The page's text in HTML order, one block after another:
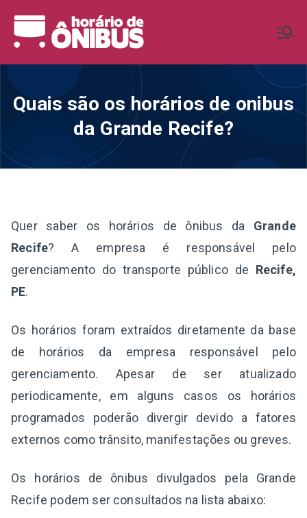
para
Ônibus BR
Horários de Ônibus de todo o
Quais são os horários de onibus
da Grande Recife?
Quer saber os horários de ônibus da Grande
Recife? A empresa é responsável pelo
gerenciamento do transporte público de Recife,
PE.
Os horários foram extraídos diretamente da base
de horários da empresa responsável pelo
gerenciamento. Apesar de ser atualizado
periodicamente, em alguns casos os horários
programados poderão divergir devido a fatores
externos como trânsito, manifestações ou greves.
Os horários de ônibus divulgados pela Grande
Recife podem ser consultados na lista abaixo: